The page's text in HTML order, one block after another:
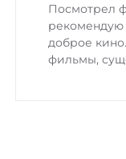
Посмотрел
рекомендую
доброе
фильмы,